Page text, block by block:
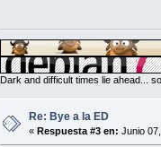
Dark and difficult times lie ahead...
Re: Bye a la ED
« Respuesta #3 en: Junio